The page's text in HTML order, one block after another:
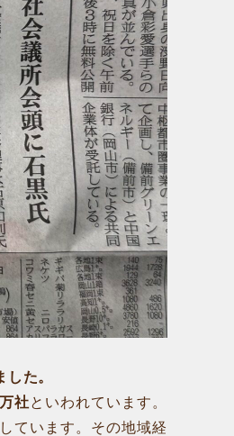
た。
社といわれています。
ています。その地域経